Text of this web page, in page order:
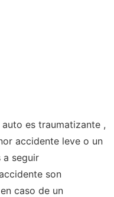
es traumatizante ,
accidente leve o un
a seguir
son
caso de un